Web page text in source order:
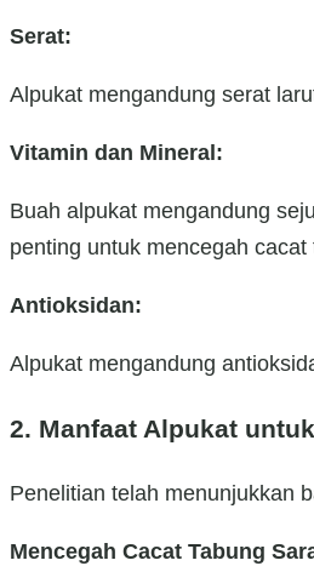
Serat:
Alpukat mengandung serat
Vitamin dan Mineral:
Buah alpukat mengandung
penting untuk mencegah
Antioksidan:
Alpukat mengandung
2. Manfaat Alpukat
Penelitian telah menunjukkan
Mencegah Cacat Tabung